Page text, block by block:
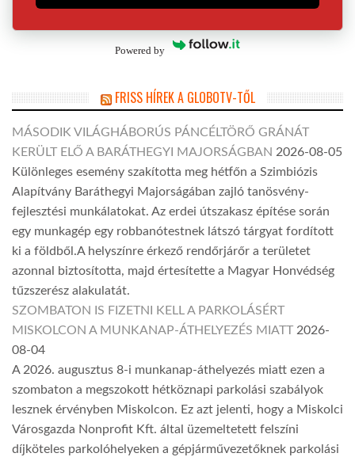
Powered by
FRISS HÍREK A GLOBOTV-TŐL
MÁSODIK VILÁGHÁBORÚS PÁNCÉLTÖRŐ GRÁNÁT
KERÜLT ELŐ A BARÁTHEGYI MAJORSÁGBAN 2026-08-05
Különleges esemény szakította meg hétfőn a Szimbiózis
Alapítvány Baráthegyi Majorságában zajló tanösvény-
fejlesztési munkálatokat. Az erdei útszakasz építése során
egy munkagép egy robbanótestnek látszó tárgyat fordított
ki a földből.A helyszínre érkező rendőrjárőr a területet
azonnal biztosította, majd értesítette a Magyar Honvédség
tűzszerész alakulatát.
SZOMBATON IS FIZETNI KELL A PARKOLÁSÉRT
MISKOLCON A MUNKANAP-ÁTHELYEZÉS MIATT 2026-
08-04
A 2026. augusztus 8-i munkanap-áthelyezés miatt ezen a
szombaton a megszokott hétköznapi parkolási szabályok
lesznek érvényben Miskolcon. Ez azt jelenti, hogy a Miskolci
Városgazda Nonprofit Kft. által üzemeltetett felszíni
díjköteles parkolóhelyeken a gépjárművezetőknek parkolási